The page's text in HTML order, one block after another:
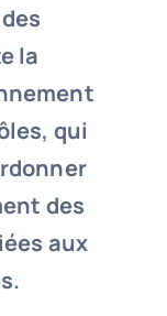
la
qui
des
aux